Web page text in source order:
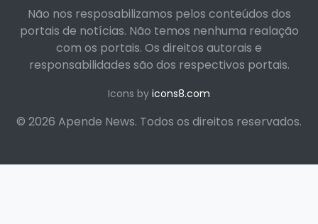
Não nos resposabilizamos pelos conteúdos dos
portais de notícias. Não temos nenhuma realação
com os portais. Os direitos autorais e
responsabilidades são dos respectivos portais.
Icons by icons8.com
© 2026 Apende News. Todos os direitos reservados.